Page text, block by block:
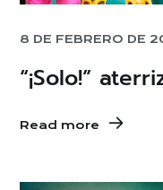
8 DE FEBRERO DE
“¡Solo!”
Read more